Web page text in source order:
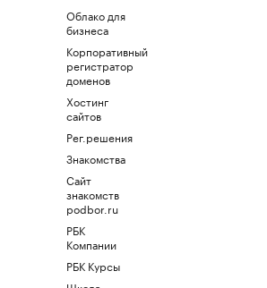
Облако для
бизнеса
Корпоративный
регистратор
доменов
Хостинг
сайтов
Рег.решения
Знакомства
Сайт
знакомств
podbor.ru
РБК
Компании
РБК Курсы